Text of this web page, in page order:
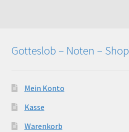
Gotteslob – Noten – Shop
Mein Konto
Kasse
Warenkorb